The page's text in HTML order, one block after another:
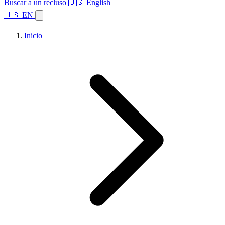
Buscar a un recluso 🇺🇸 English
🇺🇸 EN
Inicio